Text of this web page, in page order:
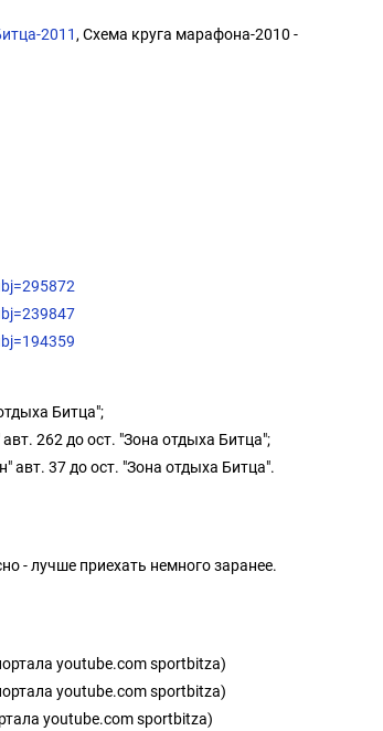
2011 , Схема круга марафона-2010 -
Битца";
262 до ост. "Зона отдыха Битца";
авт. 37 до ост. "Зона отдыха Битца".
- лучше приехать немного заранее.
youtube.com sportbitza)
youtube.com sportbitza)
youtube.com sportbitza)